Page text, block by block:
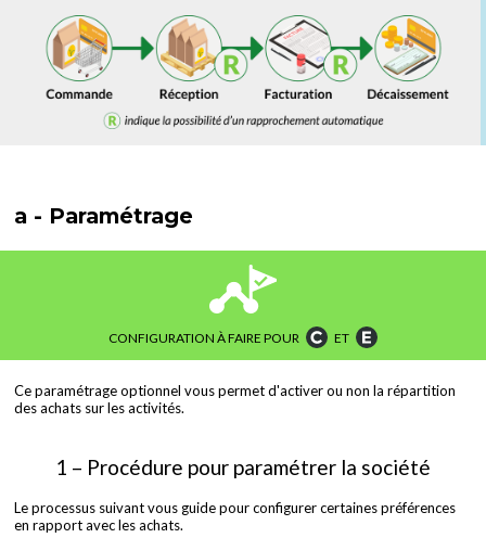
a - Paramétrage
CONFIGURATION À FAIRE POUR ET
Ce paramétrage optionnel vous permet d'activer ou non la répartition
des achats sur les activités.
1 – Procédure pour paramétrer la société
Le processus suivant vous guide pour configurer certaines préférences
en rapport avec les achats.